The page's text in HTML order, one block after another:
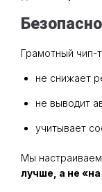
Грамотный чип-
не снижает
не выводит
учитывает
Мы
лучше, а не